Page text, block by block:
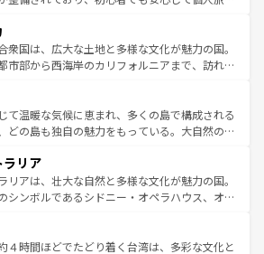
参照してほしい。
のまま残る町や、スイスならではのユニークな
り、アルプス観光だけでなく町歩きも満喫する
る。国民の所得が高いため物価も高いが、旅行
無料で観光を楽しむこともできる。 なお、新
情報はコンテンツ一覧 を参照してほしい。
衆国は、広大な土地と多様な文化が魅力の国。
市部から西海岸のカリフォルニアまで、訪れる
大都市は、観光、ショッピング、エンターテイ
詰まった刺激的なスポットだ。一方、アメリカ
自然が広がり、グランドキャニオンやイエロー
オーリンズでは、音楽と美食が融合した独特の
。旅行者はアメリカの各地域で異なる魅力を楽
、その多様性と豊かな歴史を感じることができ
旅のスタイルだ。 なお、新着のアメリカ
テンツ一覧を参照してほしい。
て温暖な気候に恵まれ、多くの島で構成される
どの島も独自の魅力をもっている。大自然の神
逃せない。また、定番の観光地といえばオアフ
かな自然を求めるならマウイ島やカウアイ島が
エメラルドグリーンに輝く海をはじめ、豊かな
なしの心で訪れる人々を迎えてくれるハワイの
しいローカルフードやハワイアンミュージッ
ラリア
リアは、壮大な自然と多様な文化が魅力の国。
シンボルであるシドニー・オペラハウス、オー
や大陸中央部にそびえるウルル（エアーズロッ
マニアの美しい原生林やケアンズの熱帯雨林な
４時間ほどでたどり着く台湾は、多彩な文化と